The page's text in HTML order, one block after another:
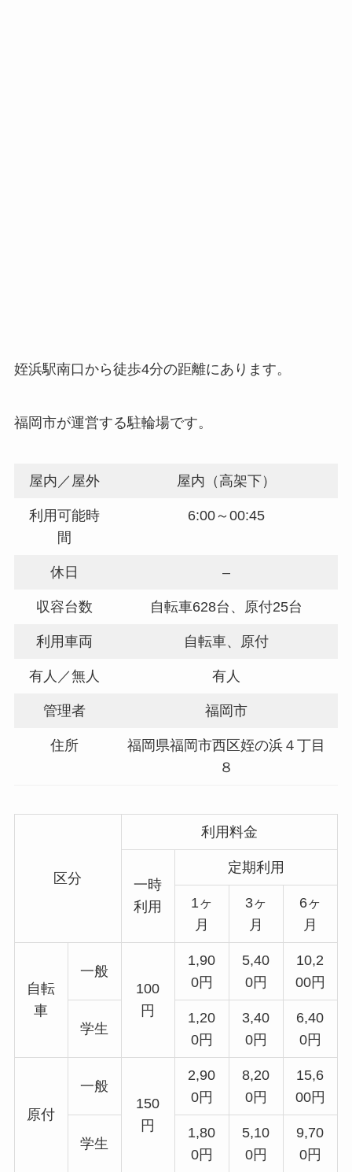
姪浜駅南口から徒歩4分の距離にあります。
福岡市が運営する駐輪場です。
屋内／屋外 屋内（高架下）
利用可能時
間
6:00～00:45
休日 –
収容台数 自転車628台、原付25台
利用車両 自転車、原付
有人／無人 有人
管理者 福岡市
住所
福岡県福岡市西区姪の浜４丁目
８
区分
利用料金
一時
利用
定期利用
1ヶ
月
3ヶ
月
6ヶ
月
自転
車
一般
100
円
1,90
0円
5,40
0円
10,2
00円
学生
1,20
0円
3,40
0円
6,40
0円
原付
一般
150
円
2,90
0円
8,20
0円
15,6
00円
学生
1,80
0円
5,10
0円
9,70
0円